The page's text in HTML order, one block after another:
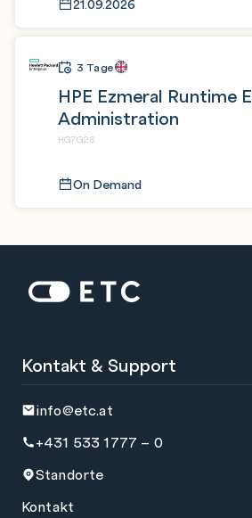
3 Tage
HPE Ezmeral Runtime
Administration
HG7G2S
On Demand
Startseite: ETC
Kontakt & Support
info@etc.at
+431 533 1777 – 0
Standorte
Kontakt